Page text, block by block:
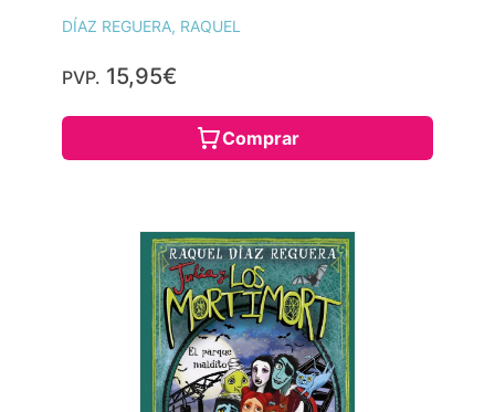
DÍAZ REGUERA, RAQUEL
PVP. 15,95€
Comprar